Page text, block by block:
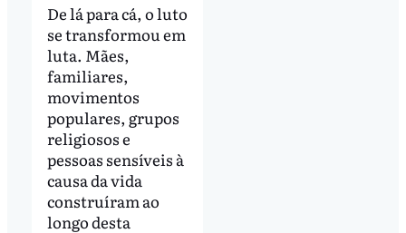
De lá para cá, o luto
se transformou em
luta. Mães,
familiares,
movimentos
populares, grupos
religiosos e
pessoas sensíveis à
causa da vida
construíram ao
longo desta